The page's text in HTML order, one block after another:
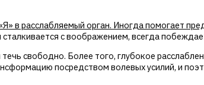
в расслабляемый орган. Иногда помогает
с воображением, всегда
свободно. Более того, глубокое
посредством волевых усилий, и